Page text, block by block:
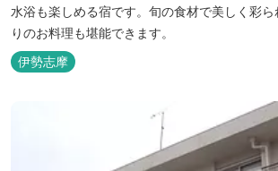
水浴も楽しめる宿です。旬の食材で美しく彩
りのお料理も堪能できます。
伊勢志摩